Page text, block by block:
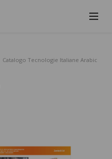
Catalogo Tecnologie Italiane Arabic